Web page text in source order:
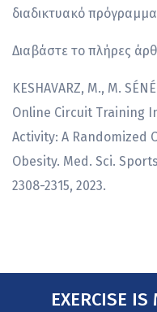
διαδικτυακό
Διαβάστε το πλήρες
KESHAVARZ, M., M.
Online Circuit Training
Activity: A Randomized
Obesity. Med. Sci.
2308-2315, 2023.
EXERCISE IS